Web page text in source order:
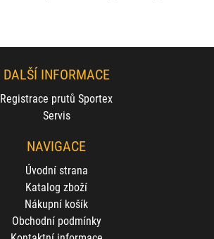
DALŠÍ INFORMACE
Registrace prutů Sportex
Servis
NAVIGACE
Úvodní strana
Katalog zboží
Nákupní košík
Obchodní podmínky